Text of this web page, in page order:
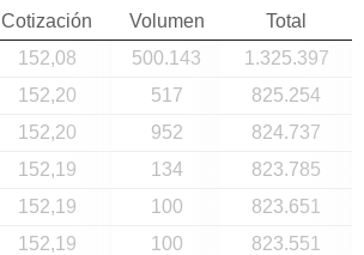
Cotización Volumen
Total
152,08 500.143
1.325.397
152,20 517
825.254
152,20 952
824.737
152,19 134
823.785
152,19 100
823.651
152,19 100
823.551